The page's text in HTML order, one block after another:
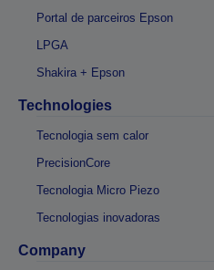
Portal de parceiros Epson
LPGA
Shakira + Epson
Technologies
Tecnologia sem calor
PrecisionCore
Tecnologia Micro Piezo
Tecnologias inovadoras
Company